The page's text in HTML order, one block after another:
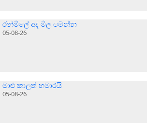
රන්මිලේ අද මිල මෙන්න
05-08-26
මාළු කාලත් හමාරයි
05-08-26